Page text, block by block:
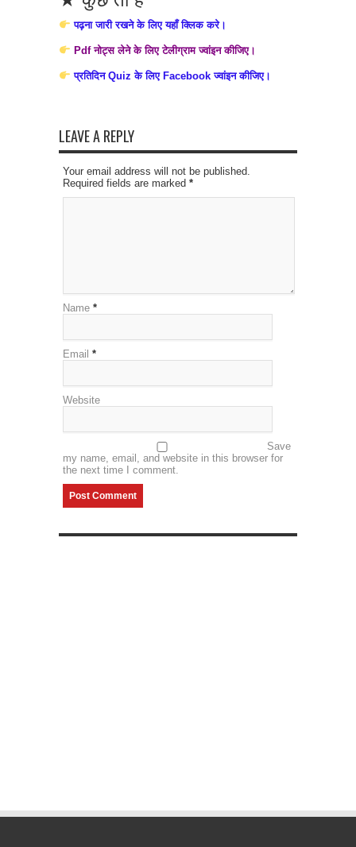
पढ़ना जारी रखने के लिए यहाँ क्लिक करे।
Pdf नोट्स लेने के लिए टेलीग्राम ज्वांइन कीजिए।
प्रतिदिन Quiz के लिए Facebook ज्वांइन कीजिए।
LEAVE A REPLY
Your email address will not be published.
Required fields are marked *
Name *
Email *
Website
Save
my name, email, and website in this browser for
the next time I comment.